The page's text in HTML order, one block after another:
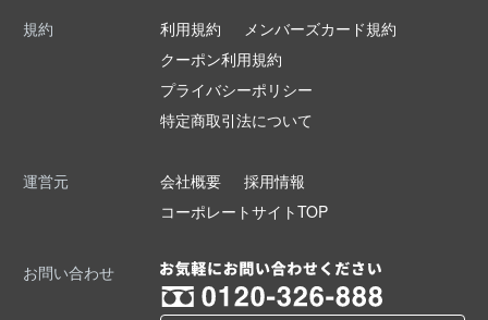
規約 利用規約
メンバーズカード規約
クーポン利用規約
プライバシーポリシー
特定商取引法について
運営元 会社概要
採用情報
コーポレートサイトTOP
お問い合わせ